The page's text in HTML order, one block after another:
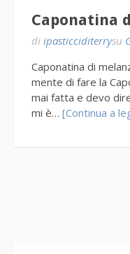
Caponatina
di ipasticciditerrysu
Caponatina di
mente di fare la
mai fatta e devo
mi è… [Continua a